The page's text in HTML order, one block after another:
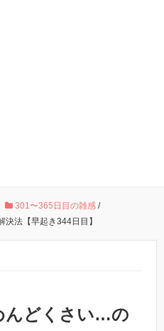
301〜365日目の雑感 /
法【早起き344日目】
んどくさい…の